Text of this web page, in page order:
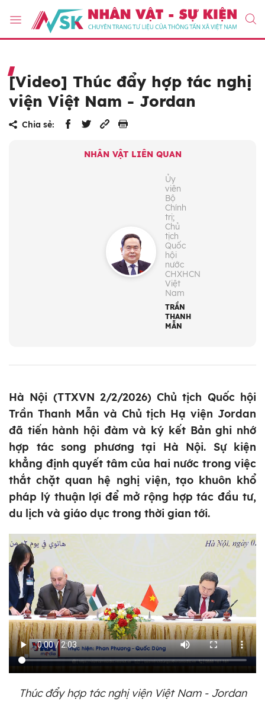
[Video] Thúc đẩy hợp tác nghị
viện Việt Nam - Jordan
Chia sẻ:
NHÂN VẬT LIÊN QUAN
Ủy
viên
Bộ
Chính
trị;
Chủ
tịch
Quốc
hội
nước
CHXHCN
Việt
Nam
TRẦN
THANH
MẪN
Hà Nội (TTXVN 2/2/2026) Chủ tịch Quốc hội
Trần Thanh Mẫn và Chủ tịch Hạ viện Jordan
đã tiến hành hội đàm và ký kết Bản ghi nhớ
hợp tác song phương tại Hà Nội. Sự kiện
khẳng định quyết tâm của hai nước trong việc
thắt chặt quan hệ nghị viện, tạo khuôn khổ
pháp lý thuận lợi để mở rộng hợp tác đầu tư,
du lịch và giáo dục trong thời gian tới.
Thúc đẩy hợp tác nghị viện Việt Nam - Jordan